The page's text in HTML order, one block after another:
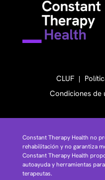
CLUF
Condiciones de
Constant Therapy Health no
rehabilitación y no garantiza
Constant Therapy Health
autoayuda y herramientas
terapeutas.